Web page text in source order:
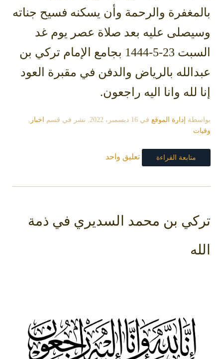
بالمغفرة والرحمة وأن يسكنه فسيح جناته
وسيصلى عليه بعد صلاة عصر يوم غد
السبت 23-5-1444 بجامع الإمام تركي بن
عبدالله بالرياض والدفن في مقبرة العود
إنا لله وانا اليه راجعون.
بواسطة إدارة الموقع في 16 ديسمبر، 2022 . نشر في قسم اخبار ,
وفيات
متابعة القراءة تعليق واحد
تركي بن محمد السديري في ذمة
الله